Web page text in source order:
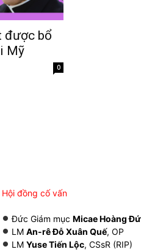
được bổ
Mỹ
0
Hội đồng cố vấn
Đức Giám mụcMicae Hoàng
LMAn-rê Đỗ Xuân Quế, OP
LMYuse Tiến Lộc, CSsR (RIP)